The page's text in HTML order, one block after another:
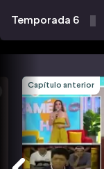
Temporada 6
Capítulo anterior